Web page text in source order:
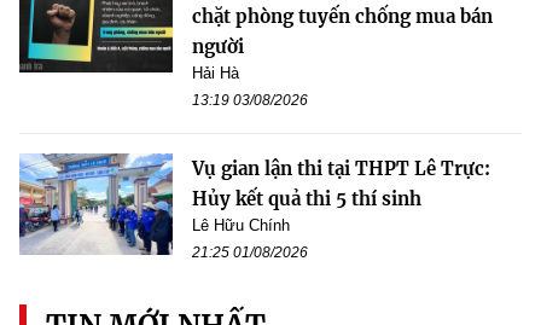
chặt phòng tuyến chống mua bán
người
Hải Hà
13:19 03/08/2026
Vụ gian lận thi tại THPT Lê Trực:
Hủy kết quả thi 5 thí sinh
Lê Hữu Chính
21:25 01/08/2026